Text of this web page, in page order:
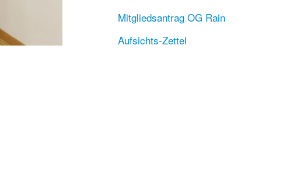
Mitgliedsantrag OG Rain
Aufsichts-Zettel